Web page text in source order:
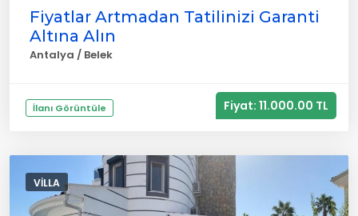
Fiyatlar Artmadan Tatilinizi Garanti
Altına Alın
Antalya / Belek
İlanı Görüntüle Fiyat: 11.000.00 TL
VILLA